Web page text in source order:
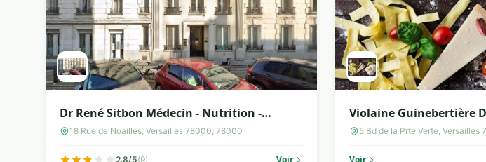
Dr René Sitbon Médecin - Nutrition -
Hypnose
18 Rue de Noailles, Versailles 78000, 78000
2.8/5(9) Voir
Violaine Guinebertière
nutritionniste
5 Bd de la Prte Verte, Versailles
Voir